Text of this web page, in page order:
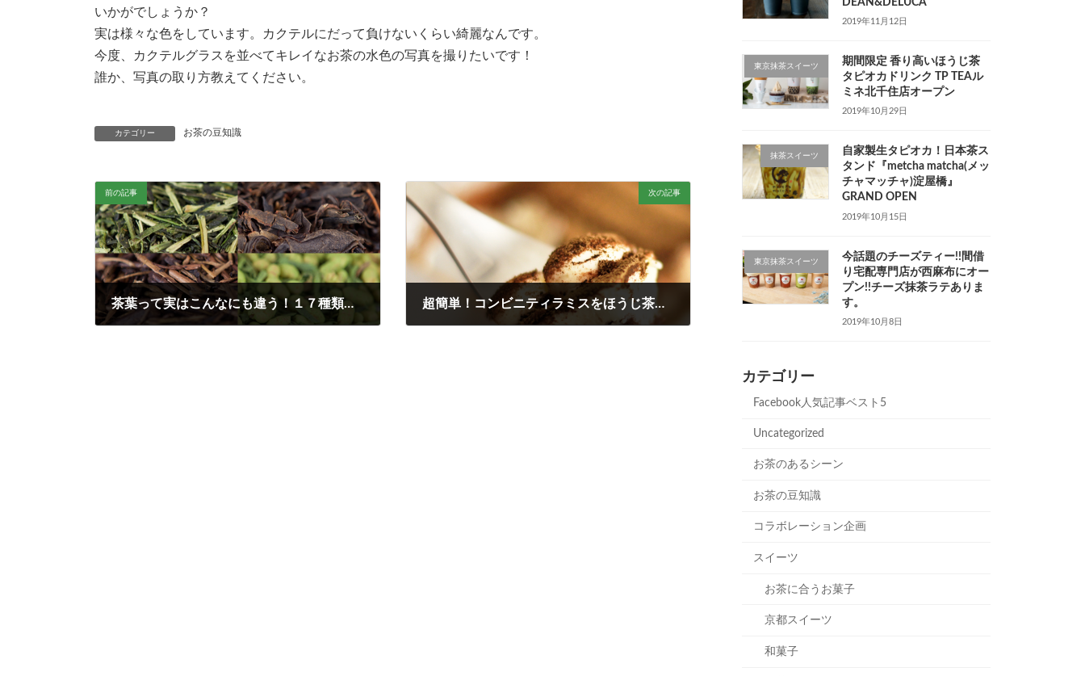
いかがでしょうか？
実は様々な色をしています。カクテルにだって負けないくらい綺麗なんです。
今度、カクテルグラスを並べてキレイなお茶の水色の写真を撮りたいです！
誰か、写真の取り方教えてください。
カテゴリー お茶の豆知識
前の記事
茶葉って実はこんなにも違う！１７種類の茶葉を見比べてみる。
次の記事
超簡単！コンビニティラミスをほうじ茶ティラミスにする方法
2019年11月12日
東京抹茶スイーツ
期間限定 香り高いほうじ茶
タピオカドリンク TP TEAル
ミネ北千住店オープン
2019年10月29日
抹茶スイーツ
自家製生タピオカ！日本茶ス
タンド『metcha matcha(メッ
チャマッチャ)淀屋橋』
GRAND OPEN
2019年10月15日
東京抹茶スイーツ
今話題のチーズティー!!間借
り宅配専門店が西麻布にオー
プン!!チーズ抹茶ラテありま
す。
2019年10月8日
カテゴリー
Facebook人気記事ベスト5
Uncategorized
お茶のあるシーン
お茶の豆知識
コラボレーション企画
スイーツ
お茶に合うお菓子
京都スイーツ
和菓子